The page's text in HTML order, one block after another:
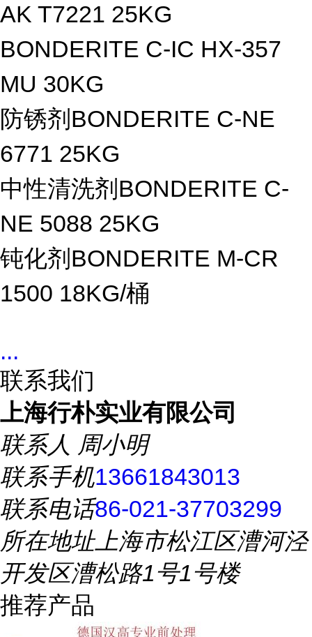
AK T7221 25KG
BONDERITE C-IC HX-357
MU 30KG
防锈剂BONDERITE C-NE
6771 25KG
中性清洗剂BONDERITE C-
NE 5088 25KG
钝化剂BONDERITE M-CR
1500 18KG/桶
...
联系我们
上海行朴实业有限公司
联系人 周小明
联系手机13661843013
联系电话86-021-37703299
所在地址上海市松江区漕河泾
开发区漕松路1号1号楼
推荐产品